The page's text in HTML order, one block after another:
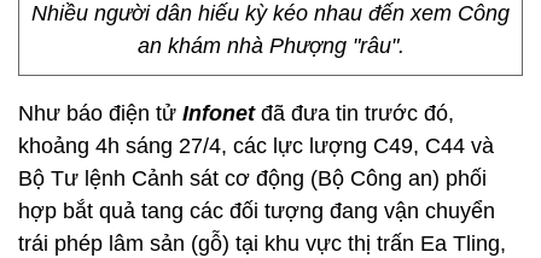
Nhiều người dân hiếu kỳ kéo nhau đến xem Công
an khám nhà Phượng "râu".
Như báo điện tử Infonet đã đưa tin trước đó,
khoảng 4h sáng 27/4, các lực lượng C49, C44 và
Bộ Tư lệnh Cảnh sát cơ động (Bộ Công an) phối
hợp bắt quả tang các đối tượng đang vận chuyển
trái phép lâm sản (gỗ) tại khu vực thị trấn Ea Tling,